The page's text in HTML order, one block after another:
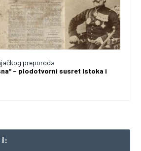
preporoda
– plodotvorni susret Istoka i
I: